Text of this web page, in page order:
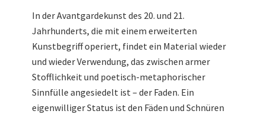
In der Avantgardekunst des 20. und 21.
Jahrhunderts, die mit einem erweiterten
Kunstbegriff operiert, findet ein Material wieder
und wieder Verwendung, das zwischen armer
Stofflichkeit und poetisch-metaphorischer
Sinnfülle angesiedelt ist – der Faden. Ein
eigenwilliger Status ist den Fäden und Schnüren